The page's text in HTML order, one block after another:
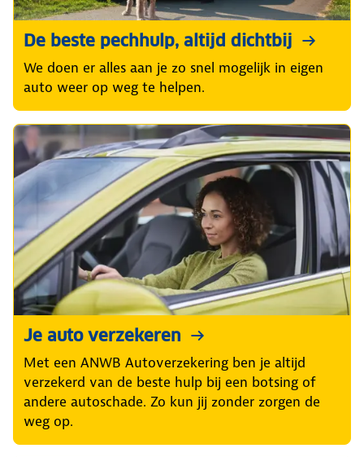
De beste pechhulp, altijd dichtbij
We doen er alles aan je zo snel mogelijk in eigen
auto weer op weg te helpen.
Je auto verzekeren
Met een ANWB Autoverzekering ben je altijd
verzekerd van de beste hulp bij een botsing of
andere autoschade. Zo kun jij zonder zorgen de
weg op.